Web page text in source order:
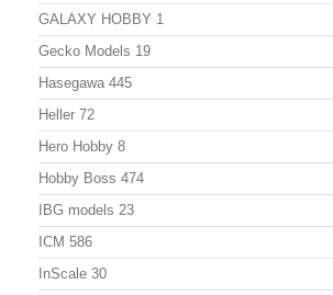
GALAXY HOBBY 1
Gecko Models 19
Hasegawa 445
Heller 72
Hero Hobby 8
Hobby Boss 474
IBG models 23
ICM 586
InScale 30